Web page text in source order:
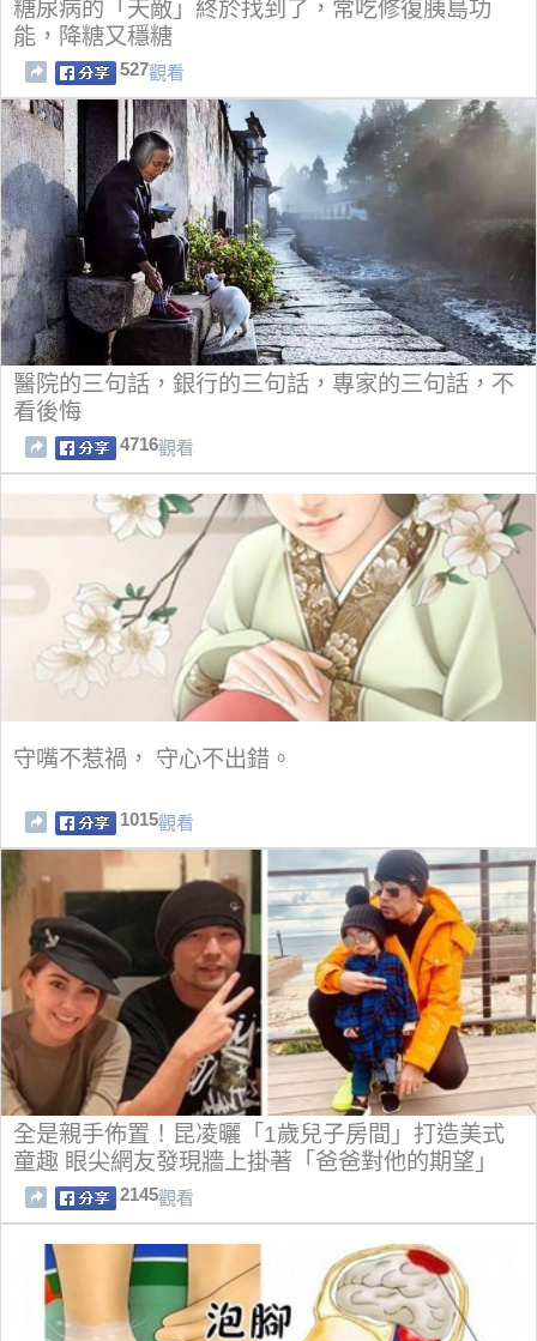
糖尿病的「天敵」終於找到了，常吃修復胰島功
能，降糖又穩糖
527觀看
醫院的三句話，銀行的三句話，專家的三句話，不
看後悔
4716觀看
守嘴不惹禍， 守心不出錯。
1015觀看
全是親手佈置！昆凌曬「1歲兒子房間」打造美式
童趣 眼尖網友發現牆上掛著「爸爸對他的期望」
2145觀看